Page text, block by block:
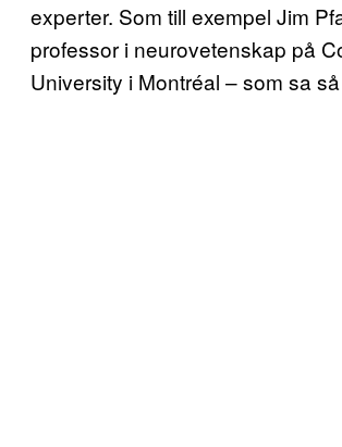
experter. Som till exempel Jim
professor i neurovetenskap på
University i Montréal – som sa